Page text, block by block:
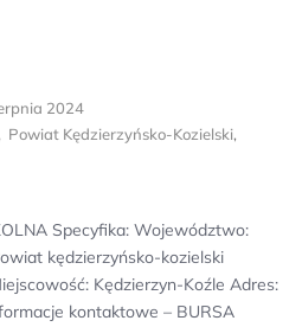
2024
Powiat Kędzierzyńsko-Kozielski,
Specyfika: Województwo:
kędzierzyńsko-kozielski
Kędzierzyn-Koźle Adres:
kontaktowe – BURSA